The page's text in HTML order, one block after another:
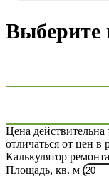
Выберите
Цена действительна
отличаться от цен в
Калькулятор ремонта
Площадь, кв. м